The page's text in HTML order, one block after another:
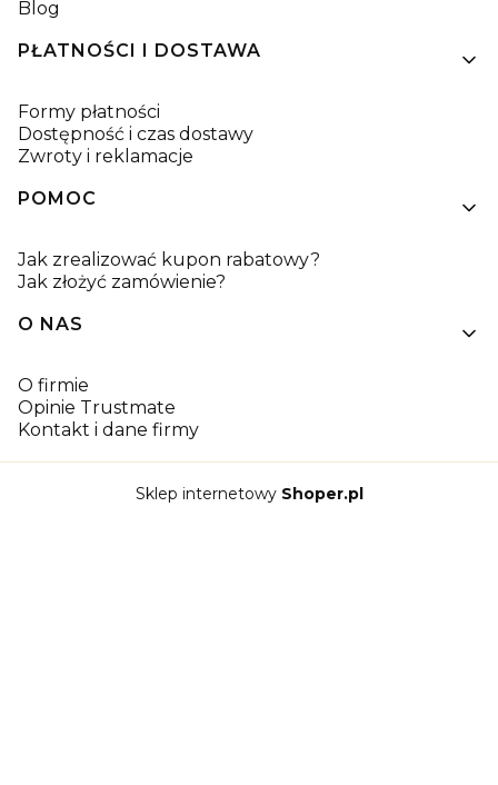
Blog
PŁATNOŚCI I DOSTAWA
Formy płatności
Dostępność i czas dostawy
Zwroty i reklamacje
POMOC
Jak zrealizować kupon rabatowy?
Jak złożyć zamówienie?
O NAS
O firmie
Opinie Trustmate
Kontakt i dane firmy
Sklep internetowy Shoper.pl